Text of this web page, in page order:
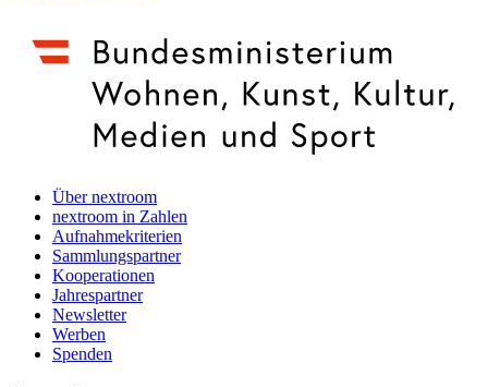
Über nextroom
nextroom in Zahlen
Aufnahmekriterien
Sammlungspartner
Kooperationen
Jahrespartner
Newsletter
Werben
Spenden